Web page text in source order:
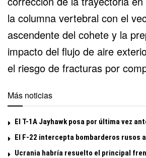
la columna vertebral con el
ascendente del cohete y la
impacto del flujo de aire
el riesgo de fracturas por
Más noticias
El T-1A Jayhawk posa por última vez
El F-22 intercepta bombarderos rusos
Ucrania habría resuelto el principal